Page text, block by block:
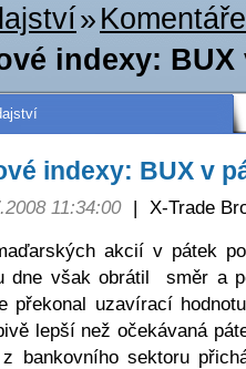
»
indexy:
indexy: BUX v
11:34:00 | X-Trade
akcií v pátek
dne však obrátil směr a
překonal uzavírací
lepší než očekávaná
bankovního sektoru